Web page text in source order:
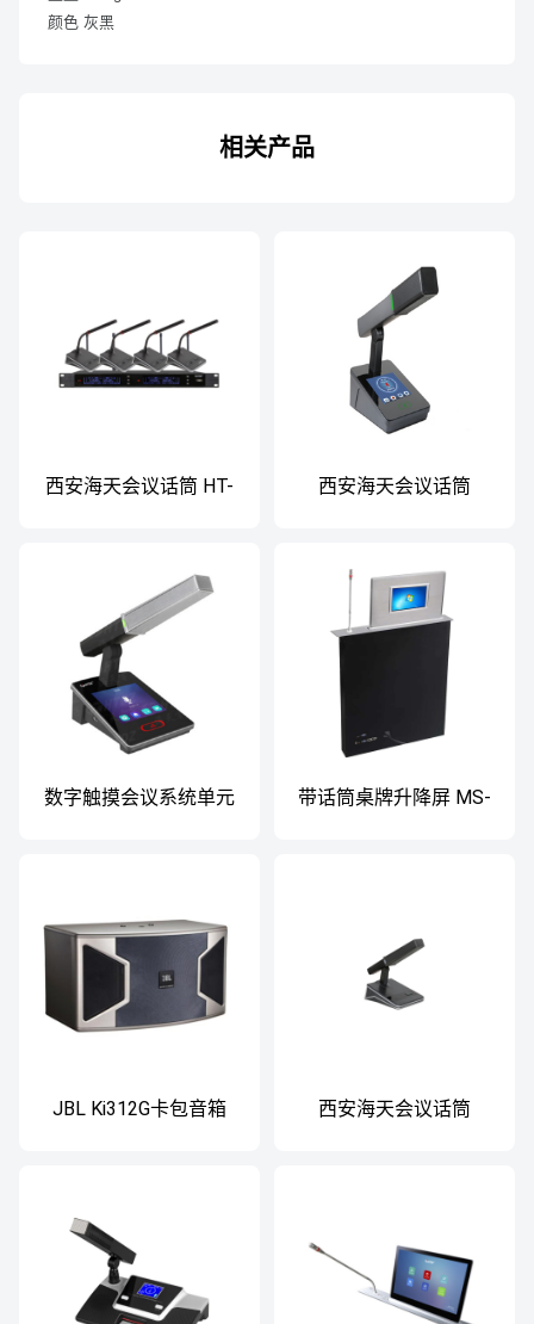
颜色 灰黑
相关产品
西安海天会议话筒 HT-
西安海天会议话筒
数字触摸会议系统单元
带话筒桌牌升降屏 MS-
JBL Ki312G卡包音箱
西安海天会议话筒